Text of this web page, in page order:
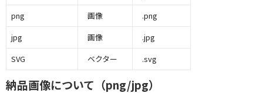
png
画像
.png
jpg
画像
.jpg
SVG
ベクター .svg
納品画像について（png/jpg）